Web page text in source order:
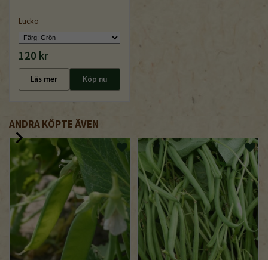
Lucko
120 kr
Läs mer Köp nu
ANDRA KÖPTE ÄVEN